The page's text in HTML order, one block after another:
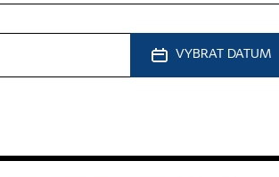
VYBRAT DATUM